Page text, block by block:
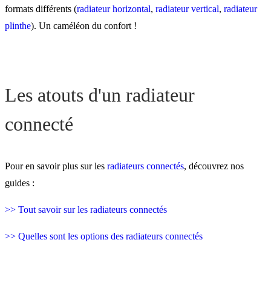
formats différents (radiateur horizontal, radiateur vertical, radiateur
plinthe). Un caméléon du confort !
Les atouts d'un radiateur
connecté
Pour en savoir plus sur les radiateurs connectés, découvrez nos
guides :
>> Tout savoir sur les radiateurs connectés
>> Quelles sont les options des radiateurs connectés